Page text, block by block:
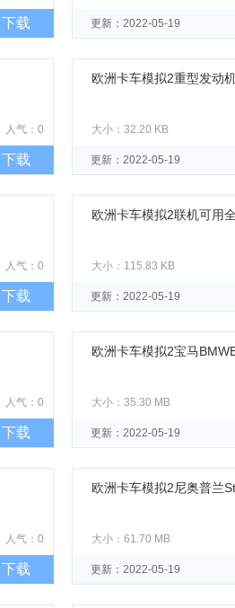
下载 更新：2022-05-19
人气：0
下载
欧洲卡车模拟2重型发动
大小：32.20 KB
更新：2022-05-19
人气：0
下载
欧洲卡车模拟2联机可用
大小：115.83 KB
更新：2022-05-19
人气：0
下载
欧洲卡车模拟2宝马
大小：35.30 MB
更新：2022-05-19
人气：0
下载
欧洲卡车模拟2尼奥普兰
大小：61.70 MB
更新：2022-05-19